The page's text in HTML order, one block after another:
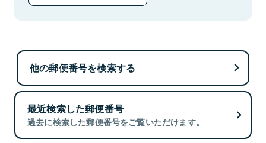
他の郵便番号を検索する
最近検索した郵便番号
過去に検索した郵便番号をご覧いただけます。